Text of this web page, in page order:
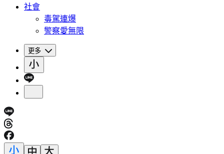
社會
毒駕連爆
警察愛無限
更多